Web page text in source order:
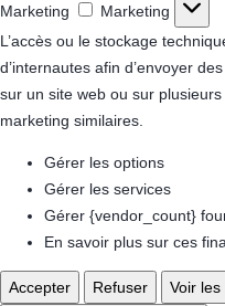
Marketing
Marketing
L’accès ou le stockage
d’internautes afin d’envoyer
sur un site web ou sur
marketing similaires.
Gérer les options
Gérer les services
Gérer {vendor_count}
En savoir plus sur ces
Accepter Refuser Voir